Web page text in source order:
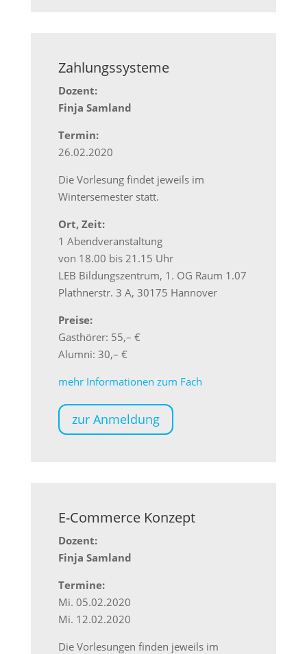
Zahlungssysteme
Dozent:
Finja Samland
Termin:
26.02.2020
Die Vorlesung findet jeweils im
Wintersemester statt.
Ort, Zeit:
1 Abendveranstaltung
von 18.00 bis 21.15 Uhr
LEB Bildungszentrum, 1. OG Raum 1.07
Plathnerstr. 3 A, 30175 Hannover
Preise:
Gasthörer: 55,– €
Alumni: 30,– €
mehr Informationen zum Fach
zur Anmeldung
E-Commerce Konzept
Dozent:
Finja Samland
Termine:
Mi. 05.02.2020
Mi. 12.02.2020
Die Vorlesungen finden jeweils im